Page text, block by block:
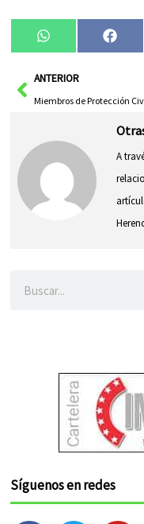
Compartir
en
WhatsApp
en
AntANTERIOR
A
Síguenos en redes